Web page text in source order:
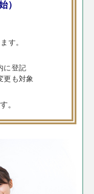
）
す。
に登記
更も対象
。